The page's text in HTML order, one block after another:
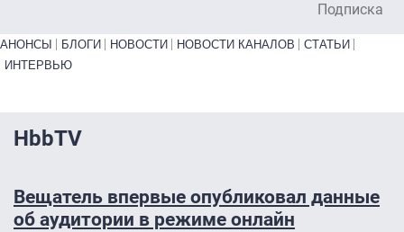
Подписка
Primary links bottom
АНОНСЫ БЛОГИ НОВОСТИ НОВОСТИ КАНАЛОВ
СТАТЬИ
ИНТЕРВЬЮ
HbbTV
Вещатель впервые опубликовал данные
об аудитории в режиме онлайн